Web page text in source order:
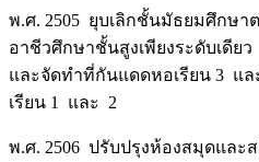
พ.ศ. 2505 ยุบเลิกชั้นมัธยมศึกษา
อาชีวศึกษาชั้นสูงเพียงระดับเดีย
และจัดทำที่กันแดดหอเรียน 3 แล
เรียน 1 และ 2
พ.ศ. 2506 ปรับปรุงห้องสมุดและ